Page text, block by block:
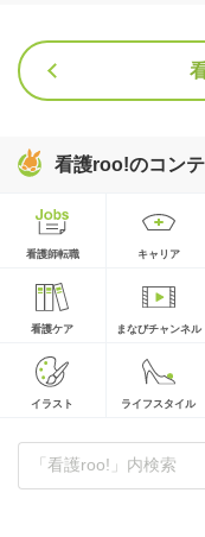
看護roo!のコン
看護師転職 キャリア
看護ケア まなびチャンネル
イラスト ライフスタイル